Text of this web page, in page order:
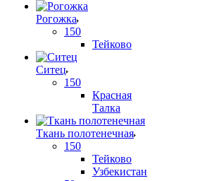
Рогожка
150
Тейково
Ситец
150
Красная
Талка
Ткань полотенечная
150
Тейково
Узбекистан